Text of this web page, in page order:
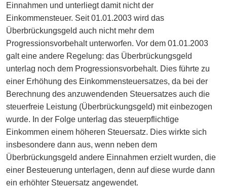
Einnahmen und unterliegt damit nicht der
Einkommensteuer. Seit 01.01.2003 wird das
Überbrückungsgeld auch nicht mehr dem
Progressionsvorbehalt unterworfen. Vor dem 01.01.2003
galt eine andere Regelung: das Überbrückungsgeld
unterlag noch dem Progressionsvorbehalt. Dies führte zu
einer Erhöhung des Einkommensteuersatzes, da bei der
Berechnung des anzuwendenden Steuersatzes auch die
steuerfreie Leistung (Überbrückungsgeld) mit einbezogen
wurde. In der Folge unterlag das steuerpflichtige
Einkommen einem höheren Steuersatz. Dies wirkte sich
insbesondere dann aus, wenn neben dem
Überbrückungsgeld andere Einnahmen erzielt wurden, die
einer Besteuerung unterlagen, denn auf diese wurde dann
ein erhöhter Steuersatz angewendet.